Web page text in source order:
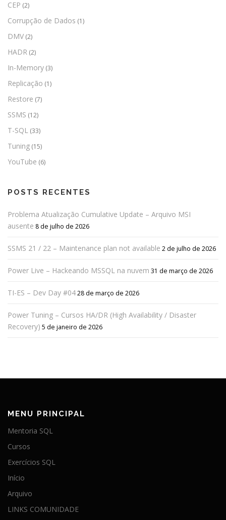
CEP (2)
Corrupção de Dados (1)
DMV (2)
HADR (2)
In-Memory (3)
Replicação (1)
Restore (7)
SSMS (12)
T-SQL (33)
Tuning (15)
YouTube (6)
POSTS RECENTES
Problema Atualização Cumulative Update – Arquivo MSI
ausente 8 de julho de 2026
SSMS 21 / 22 – Maintenance plan not available 2 de julho de 2026
Power Live – Hackeando MSSQL na nuvem 31 de março de 2026
TI-ES – Dev Day #0428 de março de 2026
Power Tuning – Cursos HA/DR (High Availability / Disaster
Recovery) 5 de janeiro de 2026
MENU PRINCIPAL
Mentoria SQL
Cursos
Exercícios SQL
Início
Arquivo
LINKS COMUNIDADE